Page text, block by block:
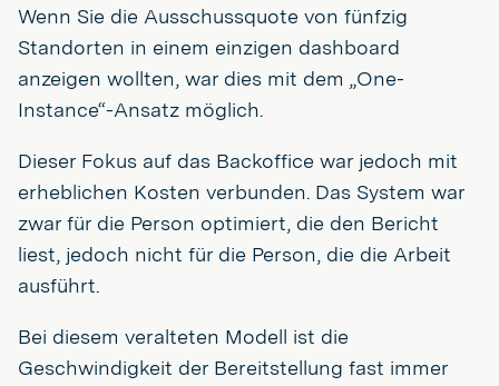
Wenn Sie die Ausschussquote von fünfzig
Standorten in einem einzigen dashboard
anzeigen wollten, war dies mit dem „One-
Instance“-Ansatz möglich.
Dieser Fokus auf das Backoffice war jedoch mit
erheblichen Kosten verbunden. Das System war
zwar für die Person optimiert, die den Bericht
liest, jedoch nicht für die Person, die die Arbeit
ausführt.
Bei diesem veralteten Modell ist die
Geschwindigkeit der Bereitstellung fast immer